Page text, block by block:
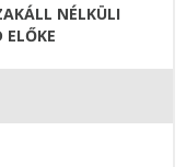
NÉLKÜLI
ELŐKE